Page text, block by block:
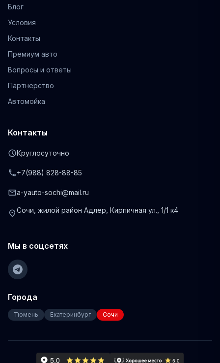
Блог
Условия
Контакты
Премиум авто
Вопросы и ответы
Партнерство
Автомойка
Контакты
scheduleКруглосуточно
phone+7(988) 828-88-85
maila-yauto-sochi@mail.ru
location_onСочи, жилой район Адлер, Кирпичная ул., 1/1 к4
Мы в соцсетях
Города
Тюмень Екатеринбург Сочи